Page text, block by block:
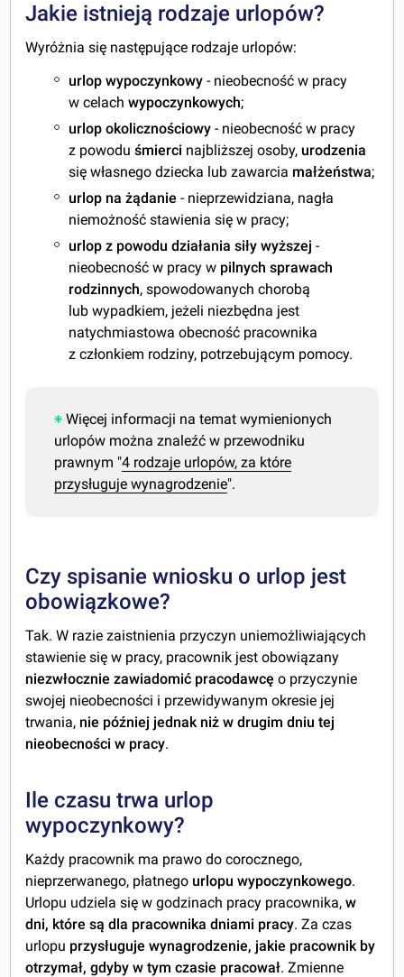
Jakie istnieją rodzaje urlopów?
Wyróżnia się następujące rodzaje urlopów:
urlop wypoczynkowy - nieobecność w pracy
w celachwypoczynkowych;
urlop okolicznościowy - nieobecność w pracy
z powoduśmierci najbliższej osoby, urodzenia
się własnego dziecka lub zawarcia małżeństwa;
urlop na żądanie - nieprzewidziana, nagła
niemożność stawienia się w pracy;
urlop z powodu działania siły wyższej -
nieobecność w pracy w pilnych sprawach
rodzinnych, spowodowanych chorobą
lub wypadkiem, jeżeli niezbędna jest
natychmiastowa obecność pracownika
z członkiem rodziny, potrzebującym pomocy.
Więcej informacji na temat wymienionych
urlopów można znaleźć w przewodniku
prawnym "4 rodzaje urlopów, za które
przysługuje wynagrodzenie".
Czy spisanie wniosku o urlop jest
obowiązkowe?
Tak. W razie zaistnienia przyczyn uniemożliwiających
stawienie się w pracy, pracownik jest obowiązany
niezwłocznie zawiadomić pracodawcę o przyczynie
swojej nieobecności i przewidywanym okresie jej
trwania, nie później jednak niż w drugim dniu tej
nieobecności w pracy.
Ile czasu trwa urlop
wypoczynkowy?
Każdy pracownik ma prawo do corocznego,
nieprzerwanego, płatnego urlopu wypoczynkowego.
Urlopu udziela się w godzinach pracy pracownika,w
dni, które są dla pracownika dniami pracy. Za czas
urlopu przysługuje wynagrodzenie, jakie pracownik by
otrzymał, gdyby w tym czasie pracował. Zmienne